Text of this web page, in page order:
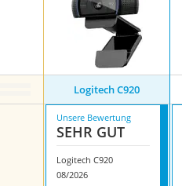
Logitech C920
Unsere Bewertung
SEHR GUT
Logitech C920
08/2026